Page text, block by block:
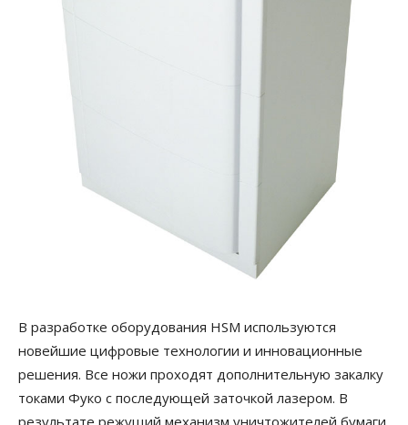
В разработке оборудования HSM используются
новейшие цифровые технологии и инновационные
решения. Все ножи проходят дополнительную закалку
токами Фуко с последующей заточкой лазером. В
результате режущий механизм уничтожителей бумаги